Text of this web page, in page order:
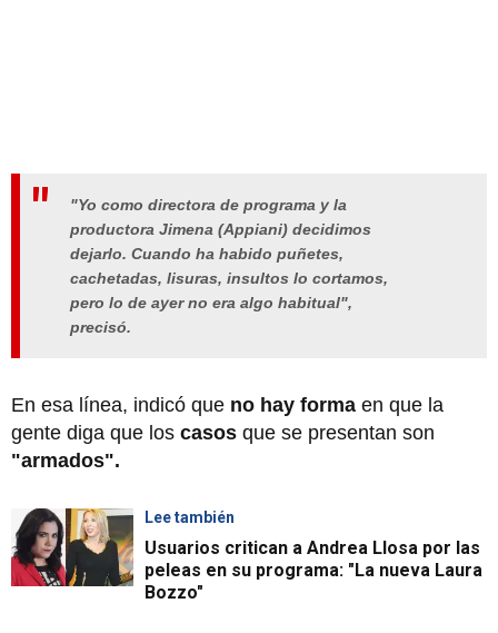
"Yo como directora de programa y la
productora Jimena (Appiani) decidimos
dejarlo. Cuando ha habido puñetes,
cachetadas, lisuras, insultos lo cortamos,
pero lo de ayer no era algo habitual",
precisó.
En esa línea, indicó que no hay forma en que la
gente diga que los casos que se presentan son
"armados".
Lee también
Usuarios critican a Andrea Llosa por las
peleas en su programa: "La nueva Laura
Bozzo"